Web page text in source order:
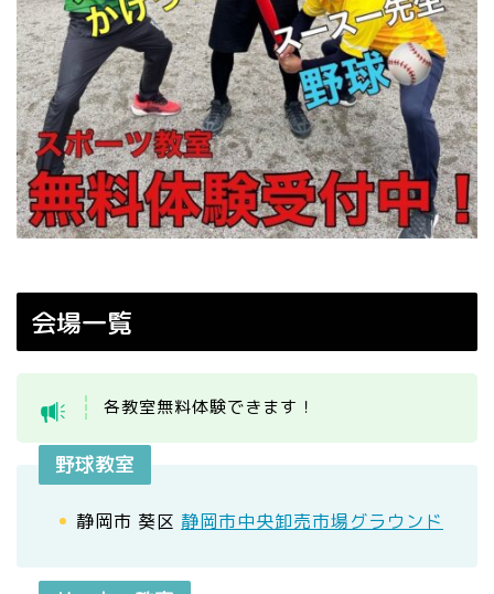
会場一覧
各教室無料体験できます！
野球教室
静岡市 葵区 静岡市中央卸売市場グラウンド